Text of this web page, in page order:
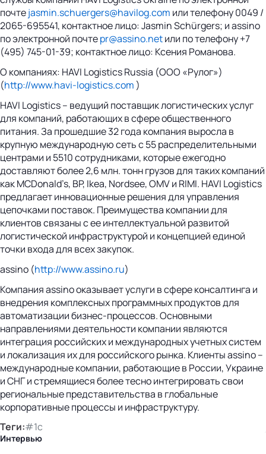
почтеjasmin.schuergers@havilog.com или телефону 0049 /
2065-695541, контактное лицо: Jasmin Schürgers; и assino
по электронной почтеpr@assino.netили по телефону +7
(495) 745-01-39; контактное лицо: Ксения Романова.
О компаниях: HAVI Logistics Russia (ООО «Рулог»)
(http://www.havi-logistics.com )
HAVI Logistics – ведущий поставщик логистических услуг
для компаний, работающих в сфере общественного
питания. За прошедшие 32 года компания выросла в
крупную международную сеть с 55 распределительными
центрами и 5510 сотрудниками, которые ежегодно
доставляют более 2,6 млн. тонн грузов для таких компаний
как MCDonald’s, BP, Ikea, Nordsee, OMV и RIMI. HAVI Logistics
предлагает инновационные решения для управления
цепочками поставок. Преимущества компании для
клиентов связаны с ее интеллектуальной развитой
логистической инфраструктурой и концепцией единой
точки входа для всех закупок.
assino (http://www.assino.ru)
Компания assino оказывает услуги в сфере консалтинга и
внедрения комплексных программных продуктов для
автоматизации бизнес-процессов. Основными
направлениями деятельности компании являются
интеграция российских и международных учетных систем
и локализация их для российского рынка. Клиенты assino –
международные компании, работающие в России, Украине
и СНГ и стремящиеся более тесно интегрировать свои
региональные представительства в глобальные
корпоративные процессы и инфраструктуру.
Теги:#1с
Интервью